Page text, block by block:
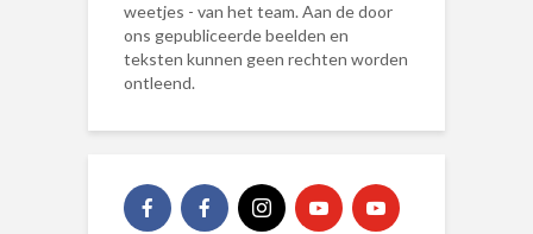
weetjes - van het team. Aan de door
ons gepubliceerde beelden en
teksten kunnen geen rechten worden
ontleend.